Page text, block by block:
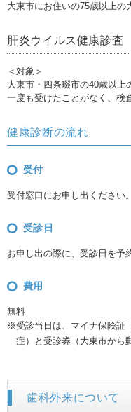
大東市にお住いの75歳以上
肝炎ウイルス健康診査
＜対象＞
大東市・四条畷市の40歳以上
一度も受けたことがなく、検
健康診断の流れ
受付
受付窓口にお申し出ください。
受診日
お申し出の際に、受診日を予
費用
無料
※受診当日は、マイナ保険証
症）と受診券（大東市から
歯科外来について